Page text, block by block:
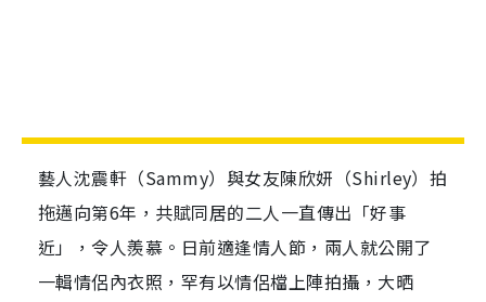
藝人沈震軒（Sammy）與女友陳欣妍（Shirley）拍
拖邁向第6年，共賦同居的二人一直傳出「好事
近」，令人羨慕。日前適逢情人節，兩人就公開了
一輯情侶內衣照，罕有以情侶檔上陣拍攝，大晒